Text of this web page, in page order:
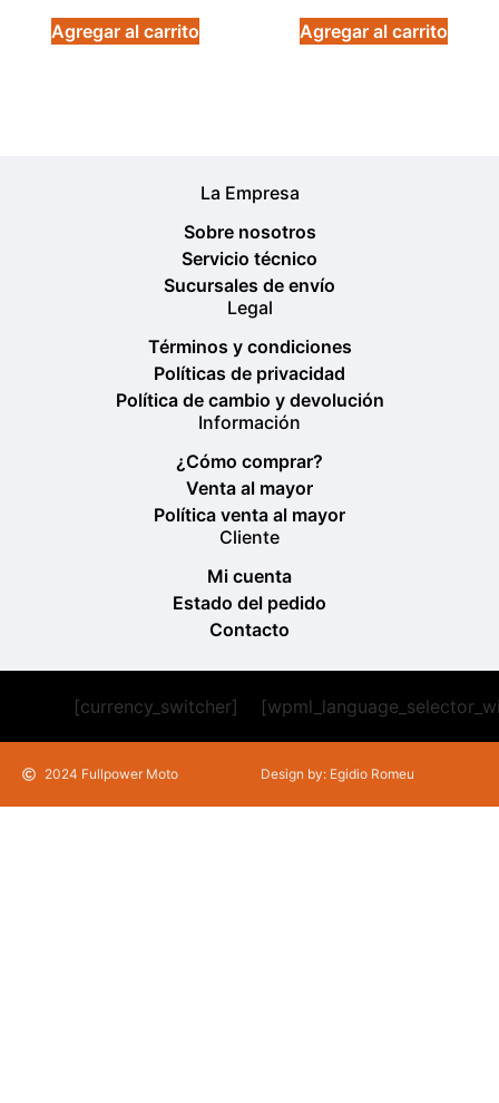
de 5
Agregar al carrito
de 5
Agregar al carrito
La Empresa
Sobre nosotros
Servicio técnico
Sucursales de envío
Legal
Términos y condiciones
Políticas de privacidad
Política de cambio y devolución
Información
¿Cómo comprar?
Venta al mayor
Política venta al mayor
Cliente
Mi cuenta
Estado del pedido
Contacto
[currency_switcher]
2024 Fullpower Moto Design by: Egidio Romeu